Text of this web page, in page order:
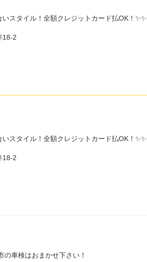
スタイル！全額クレジットカード払OK！✨✨
18-2
スタイル！全額クレジットカード払OK！✨✨
18-2
車検はおまかせ下さい！